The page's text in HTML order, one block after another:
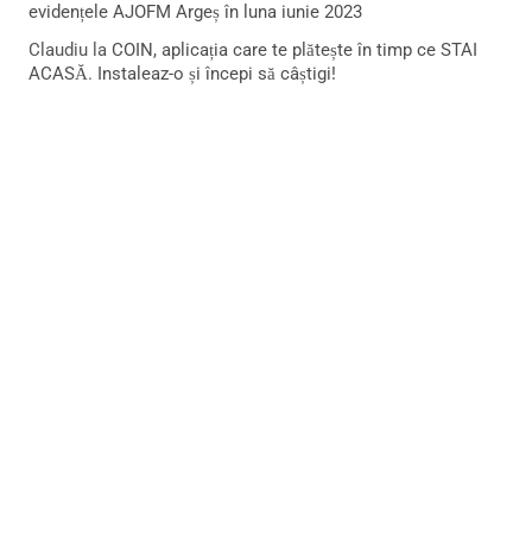
evidențele AJOFM Argeș în luna iunie 2023
Claudiu la COIN, aplicația care te plătește în timp ce STAI
ACASĂ. Instaleaz-o și începi să câștigi!